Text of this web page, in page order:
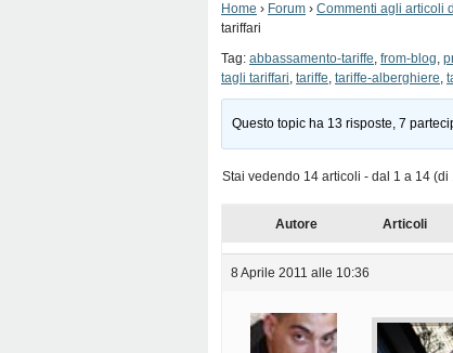
Home › Forum › Commenti agli articoli
tariffari
Tag: abbassamento-tariffe, from-blog,
tagli tariffari, tariffe, tariffe-alberghiere,
Questo topic ha 13 risposte, 7
Stai vedendo 14 articoli - dal 1 a 14 (di
Autore Articoli
8 Aprile 2011 alle 10:36